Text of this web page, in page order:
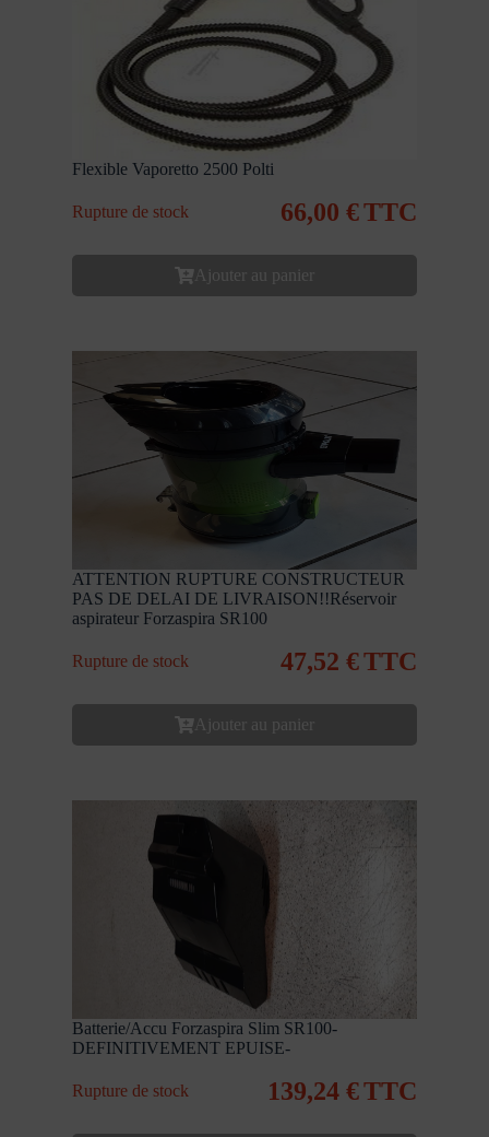
Flexible Vaporetto 2500 Polti
Rupture de stock 66,00 €TTC
Ajouter au panier
ATTENTION RUPTURE CONSTRUCTEUR
PAS DE DELAI DE LIVRAISON!!Réservoir
aspirateur Forzaspira SR100
Rupture de stock 47,52 €TTC
Ajouter au panier
Batterie/Accu Forzaspira Slim SR100-
DEFINITIVEMENT EPUISE-
Rupture de stock 139,24 €TTC